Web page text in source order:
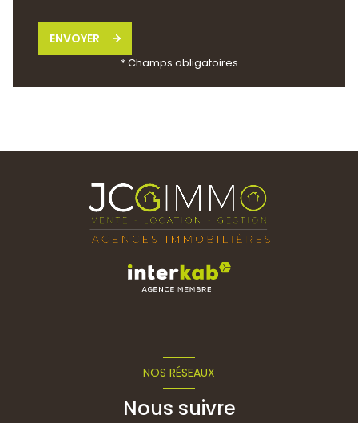
ENVOYER
* Champs obligatoires
NOS RÉSEAUX
Nous suivre